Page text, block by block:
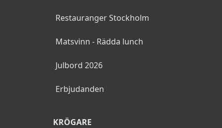
Restauranger Stockholm
Matsvinn - Rädda lunch
Julbord 2026
Erbjudanden
KRÖGARE